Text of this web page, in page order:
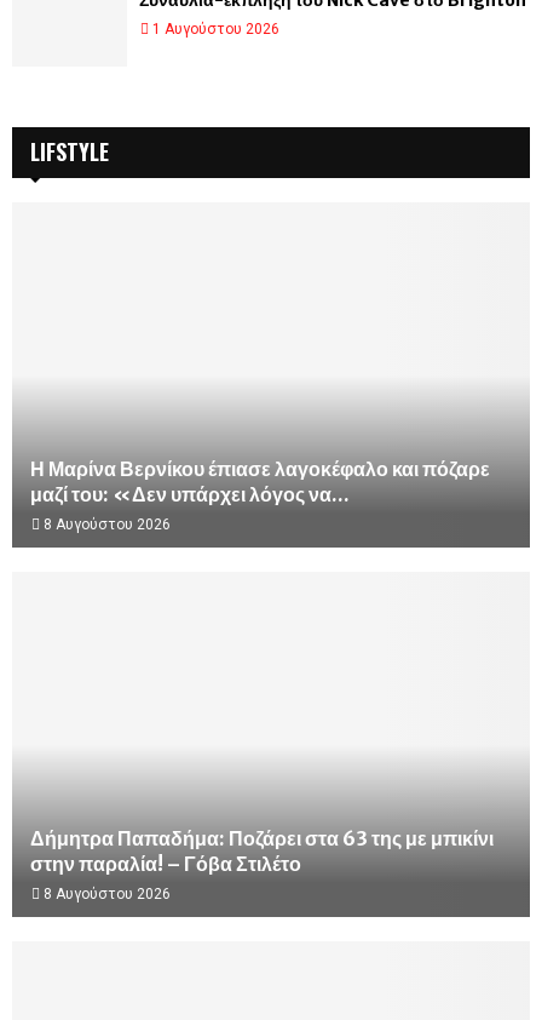
LIFSTYLE
Η Μαρίνα Βερνίκου έπιασε λαγοκέφαλο και πόζαρε
μαζί του: «Δεν υπάρχει λόγος να...
8 Αυγούστου 2026
Δήμητρα Παπαδήμα: Ποζάρει στα 63 της με μπικίνι
στην παραλία! – Γόβα Στιλέτο
8 Αυγούστου 2026
1 Αυγούστου 2026